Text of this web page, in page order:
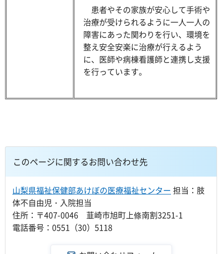
患者やその家族が安心して手術や
治療が受けられるように一人一人の
障害にあった関わりを行い、環境を
整え安全安楽に治療が行えるよう
に、医師や病棟看護師と連携し支援
を行っています。
このページに関するお問い合わせ先
山梨県福祉保健部あけぼの医療福祉センター 担当：肢
体不自由児・入院担当
住所：〒407-0046 韮崎市旭町上條南割3251-1
電話番号：0551（30）5118